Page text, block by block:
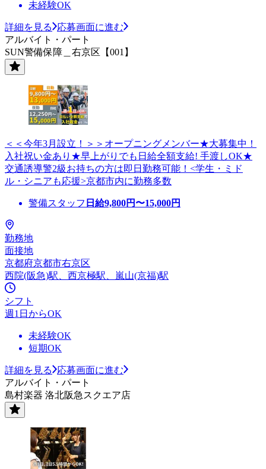
未経験OK
詳細を見る
応募画面に進む
アルバイト・パート
SUN警備保障＿右京区【001】
＜＜今年3月設立！＞＞オープニングメンバー★大募集中！
入社祝い金あり★早上がりでも日給全額支給! 手渡しOK★
交通誘導警2級お持ちの方は即日勤務可能！<学生・ミド
ル・シニアも応援>京都市内に勤務多数
警備スタッフ 日給9,800円〜15,000円
勤務地
面接地
京都府京都市右京区
西院(阪急)駅、西京極駅、嵐山(京福)駅
シフト
週1日からOK
未経験OK
短期OK
詳細を見る
応募画面に進む
アルバイト・パート
島村楽器 洛北阪急スクエア店